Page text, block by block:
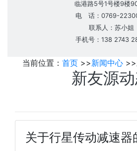
临港路5号1号楼9楼
电 话：0769-
联系人：苏小姐
手机号：138 2743
当前位置： 首页 >>新闻中心 >>
新友源
关于行星传动减速器